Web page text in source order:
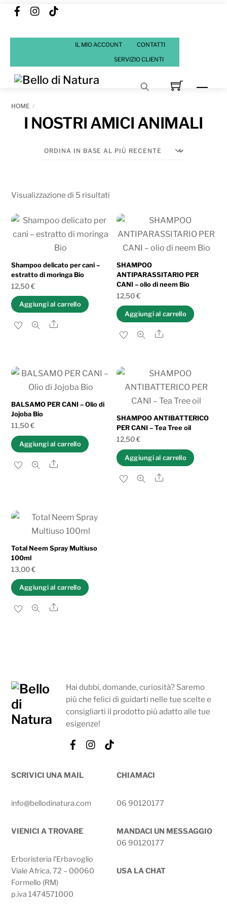
Skip
content
FacebookInstagram
IL MIO ACCOUNT CONTATTI
SERVIZIO CLIENTI
HOME
I NOSTRI AMICI ANIMALI
Visualizzazione di 5 risultati
base
recente
Shampoo delicato per cani –
estratto di moringa Bio
12,50€
Aggiungi al carrello
Share
​SHAMPOO
ANTIPARASSITARIO PER
CANI – olio di neem Bio
12,50€
Aggiungi al carrello
Share
BALSAMO PER CANI – Olio di
Jojoba Bio
11,50€
Aggiungi al carrello
Share
SHAMPOO ANTIBATTERICO
PER CANI – Tea Tree oil
12,50€
Aggiungi al carrello
Share
Total Neem Spray Multiuso
100ml
13,00€
Aggiungi al carrello
Share
Hai dubbi, domande, curiosità? Saremo
più che felici di guidarti nelle tue scelte e
consigliarti il prodotto più adatto alle tue
esigenze!
FacebookInstagram
SCRIVICI UNA MAIL
info@bellodinatura.com
CHIAMACI
06 90120177
VIENICI A TROVARE
Erboristeria l’Erbavoglio
Viale Africa, 72 – 00060
Formello (RM)
p.iva 1474571000
MANDACI UN MESSAGGIO
06 90120177
USA LA CHAT